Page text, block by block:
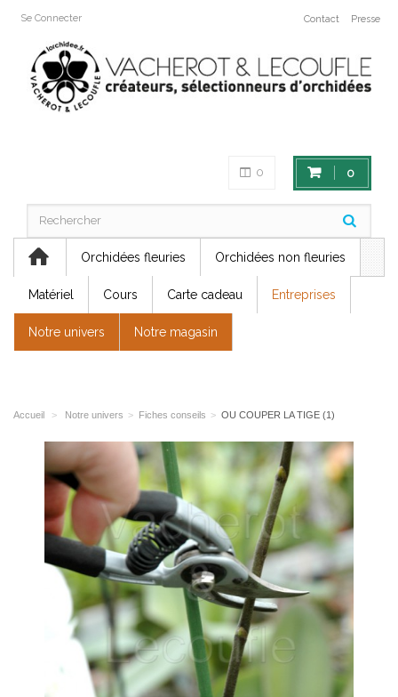
Contact Presse
Se Connecter
0
0
Orchidées fleuries Orchidées non fleuries
Matériel Cours Carte cadeau Entreprises
Notre univers Notre magasin
Accueil > Notre univers > Fiches conseils > OU COUPER LA TIGE (1)